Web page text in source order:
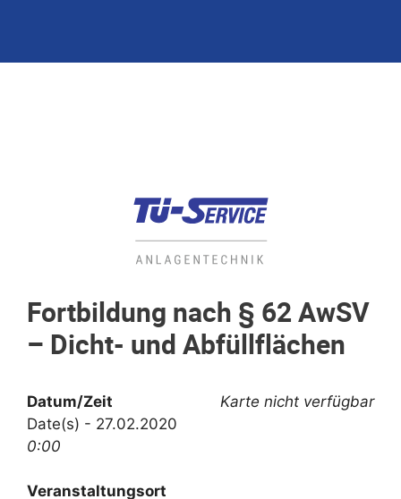
Fortbildung nach § 62 AwSV
– Dicht- und Abfüllflächen
Karte nicht verfügbar
Datum/Zeit
Date(s) - 27.02.2020
0:00
Veranstaltungsort